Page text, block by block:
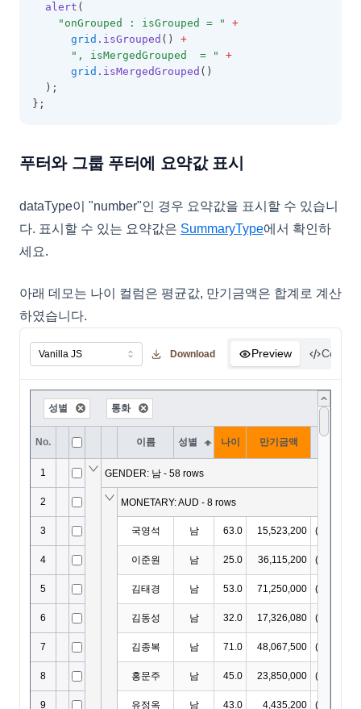
alert (
"onGrouped : isGrouped = "
+
grid .isGrouped () +
", isMergedGrouped  = "
+
grid .isMergedGrouped ()
  );
};
푸터와 그룹 푸터에 요약값 표시
dataType이 "number"인 경우 요약값을 표시할 수 있습니
다. 표시할 수 있는 요약값은 SummaryType에서 확인하
세요.
아래 데모는 나이 컬럼은 평균값, 만기금액은 합계로 계산
하였습니다.
Download Preview Code